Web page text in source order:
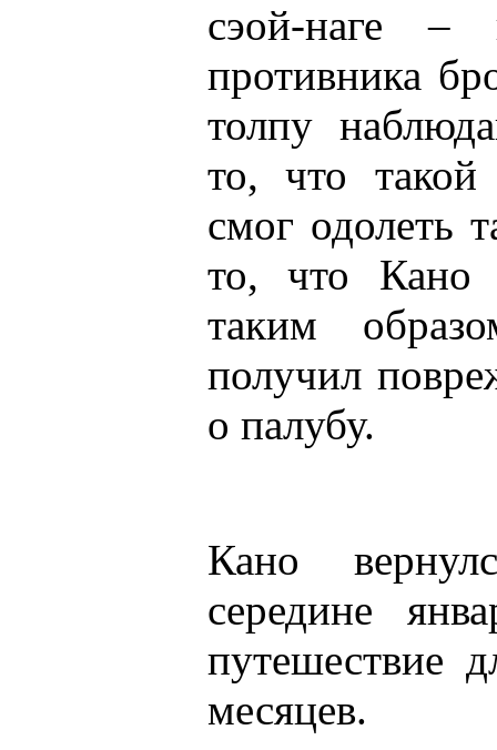
сэой-наге –
противника
толпу
то, что такой
смог одолеть
то, что Кано
таким
получил
о палубу.
Кано
середине
путешествие
месяцев.